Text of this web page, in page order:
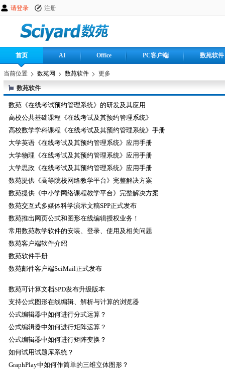
请登录 注册
首页 AI Office PC客户端 数苑软件
当前位置 数苑网 数苑软件 更多
数苑软件
数苑《在线考试预约管理系统》的研发及其应用
高校公共基础课程《在线考试及其预约管理系统》
高校数学学科课程《在线考试及其预约管理系统》手册
大学英语《在线考试及其预约管理系统》应用手册
大学物理《在线考试及其预约管理系统》应用手册
大学思政《在线考试及其预约管理系统》应用手册
数苑提供《高等院校网络教学平台》完整解决方案
数苑提供《中小学网络课程教学平台》完整解决方案
数苑交互式多媒体科学演示文稿SPP正式发布
数苑推出网页公式和图形在线编辑授权业务！
常用数苑教学软件的安装、登录、使用及相关问题
数苑客户端软件介绍
数苑软件手册
数苑邮件客户端SciMail正式发布
数苑可计算文档SPD发布升级版本
支持公式图形在线编辑、解析与计算的浏览器
公式编辑器中如何进行分式运算？
公式编辑器中如何进行矩阵运算？
公式编辑器中如何进行矩阵变换？
如何试用试题库系统？
GraphPlay中如何作简单的三维立体图形？